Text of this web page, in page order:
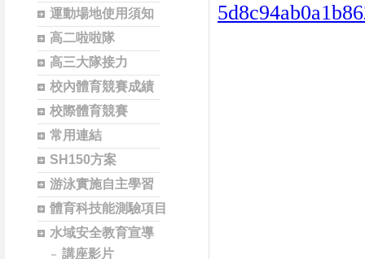
運動場地使用須知
高二啦啦隊
高三大隊接力
校內體育競賽成績
校際體育競賽
常用連結
SH150方案
游泳實施自主學習
體育科技能測驗項目
水域安全教育宣導
講座影片